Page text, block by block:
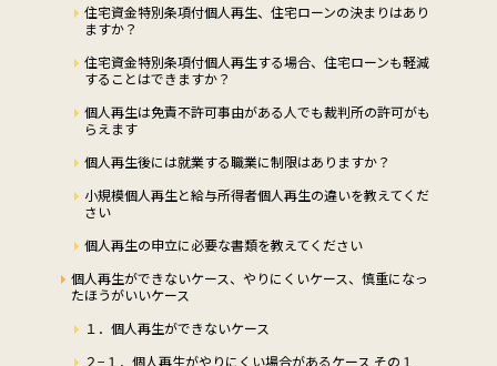
住宅資金特別条項付個人再生、住宅ローンの決まりはあり
ますか？
住宅資金特別条項付個人再生する場合、住宅ローンも軽減
することはできますか？
個人再生は免責不許可事由がある人でも裁判所の許可がも
らえます
個人再生後には就業する職業に制限はありますか？
小規模個人再生と給与所得者個人再生の違いを教えてくだ
さい
個人再生の申立に必要な書類を教えてください
個人再生ができないケース、やりにくいケース、慎重になっ
たほうがいいケース
１．個人再生ができないケース
２−１．個人再生がやりにくい場合があるケース その１